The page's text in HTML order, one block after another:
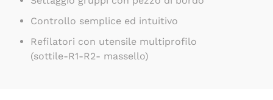
Controllo semplice ed intuitivo
Refilatori con utensile multiprofilo
(sottile-R1-R2- massello)